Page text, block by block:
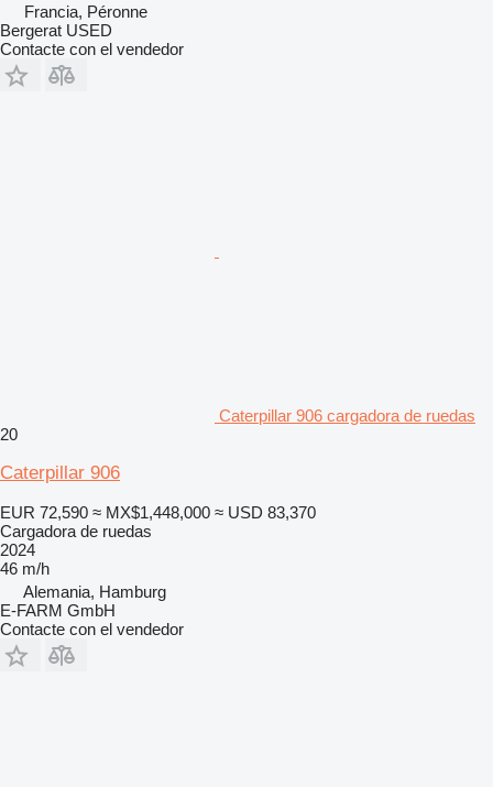
Francia, Péronne
Bergerat USED
Contacte con el vendedor
Caterpillar 906 cargadora de ruedas
20
Caterpillar 906
EUR 72,590 ≈ MX$1,448,000 ≈ USD 83,370
Cargadora de ruedas
2024
46 m/h
Alemania, Hamburg
E-FARM GmbH
Contacte con el vendedor